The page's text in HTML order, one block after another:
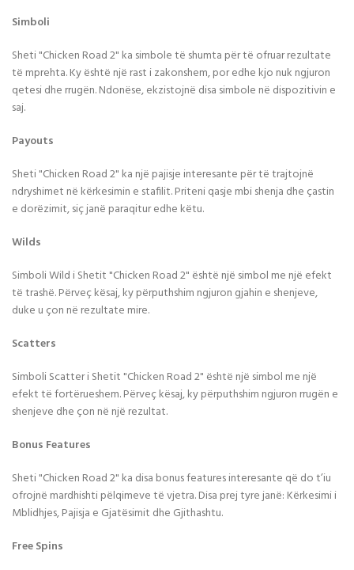
Simboli
Sheti "Chicken Road 2" ka simbole të shumta për të ofruar rezultate
të mprehta. Ky është një rast i zakonshem, por edhe kjo nuk ngjuron
qetesi dhe rrugën. Ndonëse, ekzistojnë disa simbole në dispozitivin e
saj.
Payouts
Sheti "Chicken Road 2" ka një pajisje interesante për të trajtojnë
ndryshimet në kërkesimin e stafilit. Priteni qasje mbi shenja dhe çastin
e dorëzimit, siç janë paraqitur edhe këtu.
Wilds
Simboli Wild i Shetit "Chicken Road 2" është një simbol me një efekt
të trashë. Përveç kësaj, ky përputhshim ngjuron gjahin e shenjeve,
duke u çon në rezultate mire.
Scatters
Simboli Scatter i Shetit "Chicken Road 2" është një simbol me një
efekt të fortërueshem. Përveç kësaj, ky përputhshim ngjuron rrugën e
shenjeve dhe çon në një rezultat.
Bonus Features
Sheti "Chicken Road 2" ka disa bonus features interesante që do t’iu
ofrojnë mardhishti pëlqimeve të vjetra. Disa prej tyre janë: Kërkesimi i
Mblidhjes, Pajisja e Gjatësimit dhe Gjithashtu.
Free Spins